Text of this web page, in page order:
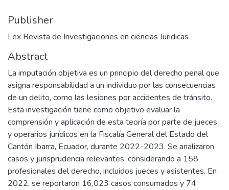
Publisher
Lex Revista de Investigaciones en ciencias Juridicas
Abstract
La imputación objetiva es un principio del derecho penal que
asigna responsabilidad a un individuo por las consecuencias
de un delito, como las lesiones por accidentes de tránsito.
Esta investigación tiene como objetivo evaluar la
comprensión y aplicación de esta teoría por parte de jueces
y operarios jurídicos en la Fiscalía General del Estado del
Cantón Ibarra, Ecuador, durante 2022-2023. Se analizaron
casos y jurisprudencia relevantes, considerando a 158
profesionales del derecho, incluidos jueces y asistentes. En
2022, se reportaron 16,023 casos consumados y 74